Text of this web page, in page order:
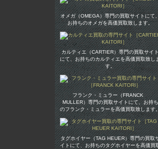
オメガ（OMEGA）専門の買取サイトにて
お持ちのオメガを高価買取致します。
カルティエ（CARTIER）専門の買取サイト
にて、お持ちのカルティエを高価買取致し
す。
フランク・ミュラー（FRANCK
MULLER）専門の買取サイトにて、お持ち
のフランク・ミュラーを高価買取致します
タグホイヤー（TAG HEUER）専門の買取
イトにて、お持ちのタグホイヤーを高価買